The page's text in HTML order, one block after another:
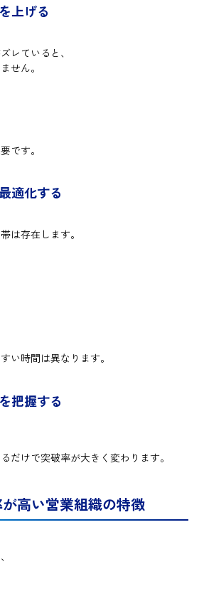
上げる
レていると、
せん。
です。
適化する
は存在します。
い時間は異なります。
把握する
だけで突破率が大きく変わります。
高い営業組織の特徴